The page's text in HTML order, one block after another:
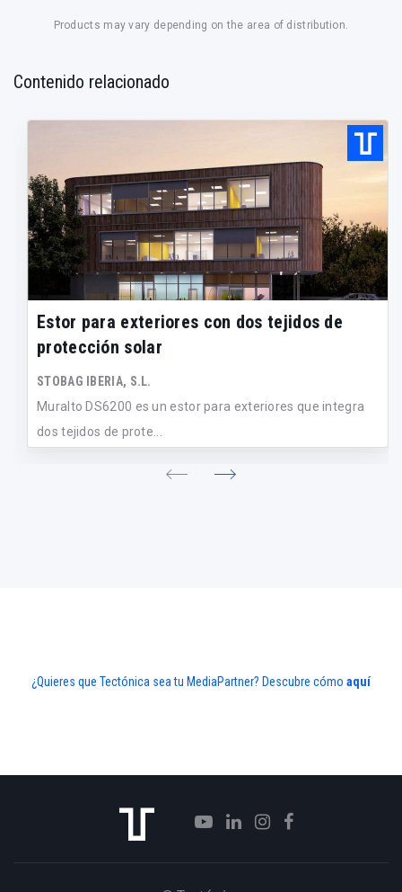
Products may vary depending on the area of distribution.
Contenido relacionado
Estor para exteriores con dos tejidos de
protección solar
STOBAG IBERIA, S.L.
Muralto DS6200 es un estor para exteriores que integra
dos tejidos de prote...
¿Quieres que Tectónica sea tu MediaPartner? Descubre cómo aquí